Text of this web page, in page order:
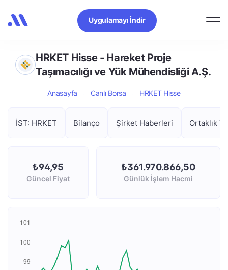
Uygulamayı İndir
HRKET Hisse - Hareket Proje
Taşımacılığı ve Yük Mühendisliği A.Ş.
Anasayfa Canlı Borsa HRKET Hisse
İST: HRKET Bilanço Şirket Haberleri Ortaklık
₺94,95
Güncel Fiyat
₺361.970.866,50
Günlük İşlem Hacmi